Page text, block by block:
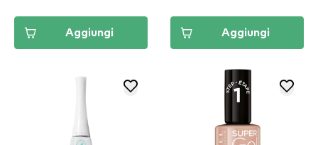
Aggiungi Aggiungi